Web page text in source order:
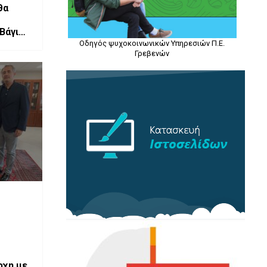
Οδηγός ψυχοκοινωνικών Υπηρεσιών Π.Ε.
Γρεβενών